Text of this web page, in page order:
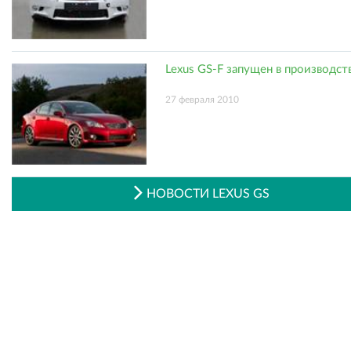
Lexus GS-F запущен в
27 февраля 2010
НОВОСТИ LEXUS GS